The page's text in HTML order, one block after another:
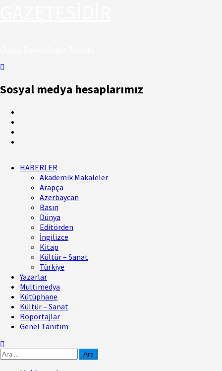
Sosyal medya hesaplarımız
Menu
HABERLER
Akademik Makaleler
Arapça
Azerbaycan
Basın
Dünya
Editörden
İngilizce
Kitap
Kültür – Sanat
Türkiye
Yazarlar
Multimedya
Kütüphane
Kültür – Sanat
Röportajlar
Genel Tanıtım
Arama: